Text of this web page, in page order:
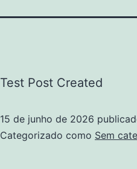
Test Post Created
15 de junho de 2026
Categorizado como Sem